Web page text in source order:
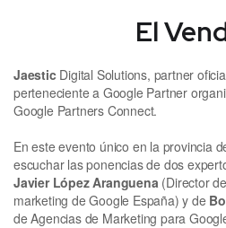
El
JaesticDigital Solutions, partner
perteneciente a Google Partner
Google Partners Connect.
En este evento único en la provincia
escuchar las ponencias de dos
Javier López Aranguena (Director
marketing de Google España) y de
de Agencias de Marketing para